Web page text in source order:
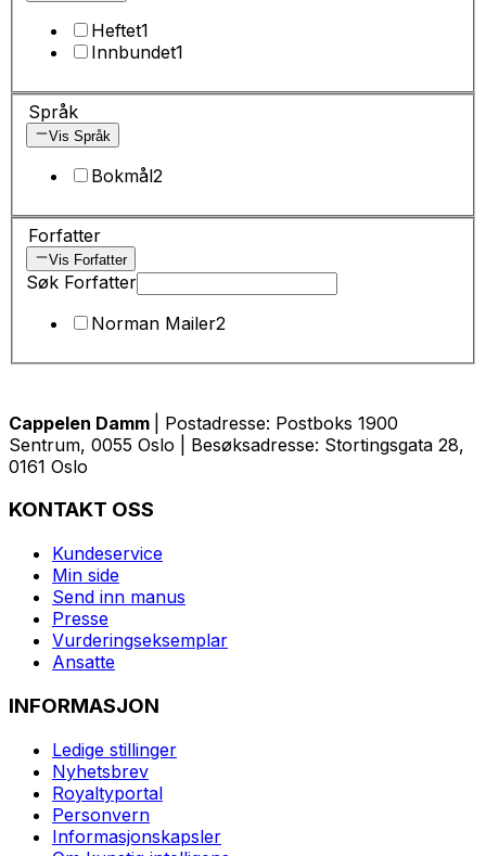
Heftet1
Innbundet1
Språk
Vis Språk
Bokmål2
Forfatter
Vis Forfatter
Søk Forfatter
Norman Mailer2
Cappelen Damm
| Postadresse: Postboks 1900
Sentrum, 0055 Oslo | Besøksadresse: Stortingsgata 28,
0161 Oslo
KONTAKT OSS
Kundeservice
Min side
Send inn manus
Presse
Vurderingseksemplar
Ansatte
INFORMASJON
Ledige stillinger
Nyhetsbrev
Royaltyportal
Personvern
Informasjonskapsler